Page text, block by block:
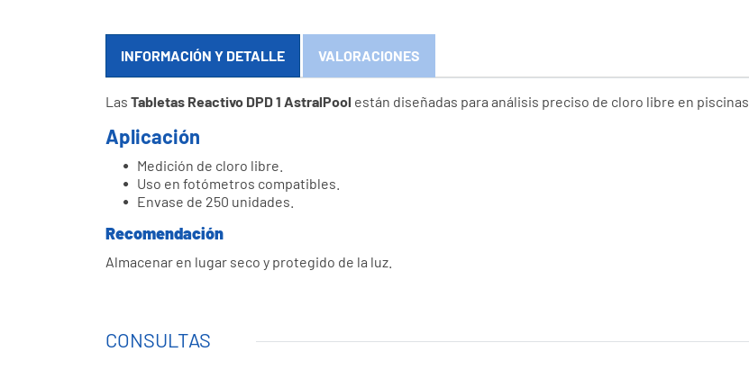
INFORMACIÓN Y DETALLE VALORACIONES
Las Tabletas Reactivo DPD 1 AstralPool están diseñadas para análisis preciso de cloro libre en piscinas.
Aplicación
Medición de cloro libre.
Uso en fotómetros compatibles.
Envase de 250 unidades.
Recomendación
Almacenar en lugar seco y protegido de la luz.
CONSULTAS